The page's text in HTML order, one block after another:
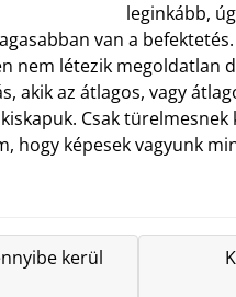
leginkább,
van a
nem létezik megoldatlan
akik az átlagos, vagy
Csak
hogy képesek vagyunk
kerül